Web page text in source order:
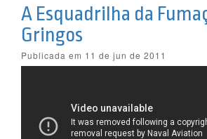
A Esquadrilha da
Gringos
Publicada em 11 de jun de 2011